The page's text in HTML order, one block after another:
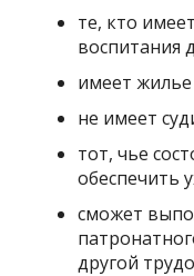
те, кто
воспитания
имеет жилье
не имеет
тот, чье
обеспечить
сможет
другой